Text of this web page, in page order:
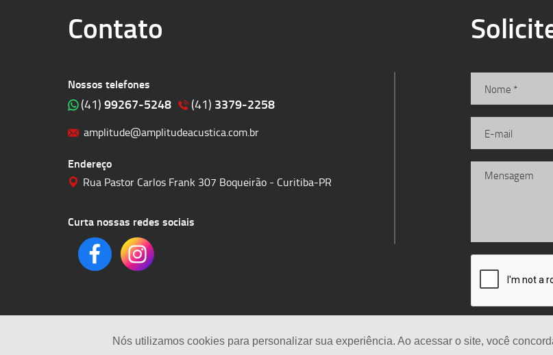
Contato
Nossos telefones
(41) 99267-5248 (41) 3379-2258
amplitude@amplitudeacustica.com.br
Endereço
Rua Pastor Carlos Frank 307 Boqueirão - Curitiba-PR
Curta nossas redes sociais
Nós utilizamos cookies para personalizar sua experiência. Ao acessar o site, você